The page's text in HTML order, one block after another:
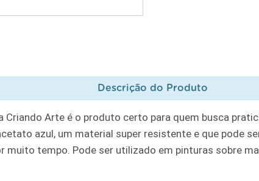
Descrição do Produto
Criando Arte é o produto certo para quem busca
azul, um material super resistente e que pode
muito tempo. Pode ser utilizado em pinturas sobre